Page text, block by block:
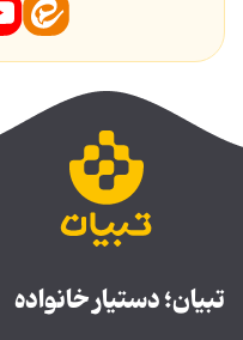
تبیان؛ دستیار خانواده